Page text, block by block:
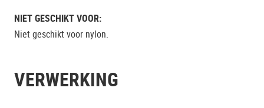
NIET GESCHIKT VOOR:
Niet geschikt voor nylon.
VERWERKING